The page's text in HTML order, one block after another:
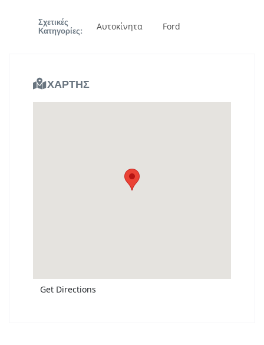
Σχετικές
Κατηγορίες: Αυτοκίνητα Ford
ΧΑΡΤΗΣ
Get Directions